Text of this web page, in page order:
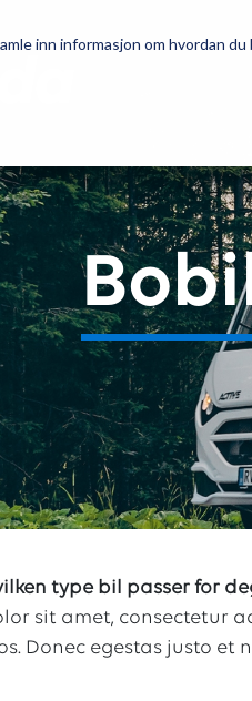
inn informasjon om hvordan
type bil passer for
sit amet, consectetur
Donec egestas justo et